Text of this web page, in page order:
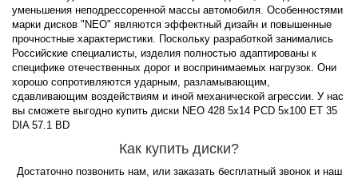
уменьшения неподрессоренной массы автомобиля. Особенностями
марки дисков "NEO" являются эффектный дизайн и повышенные
прочностные характеристики. Поскольку разработкой занимались
Российские специалисты, изделия полностью адаптированы к
специфике отечественных дорог и воспринимаемых нагрузок. Они
хорошо сопротивляются ударным, разламывающим,
сдавливающим воздействиям и иной механической агрессии. У нас
вы сможете выгодно купить диски NEO 428 5x14 PCD 5x100 ET 35
DIA 57.1 BD
Как купить диски?
Достаточно позвонить нам, или заказать бесплатный звонок и наш